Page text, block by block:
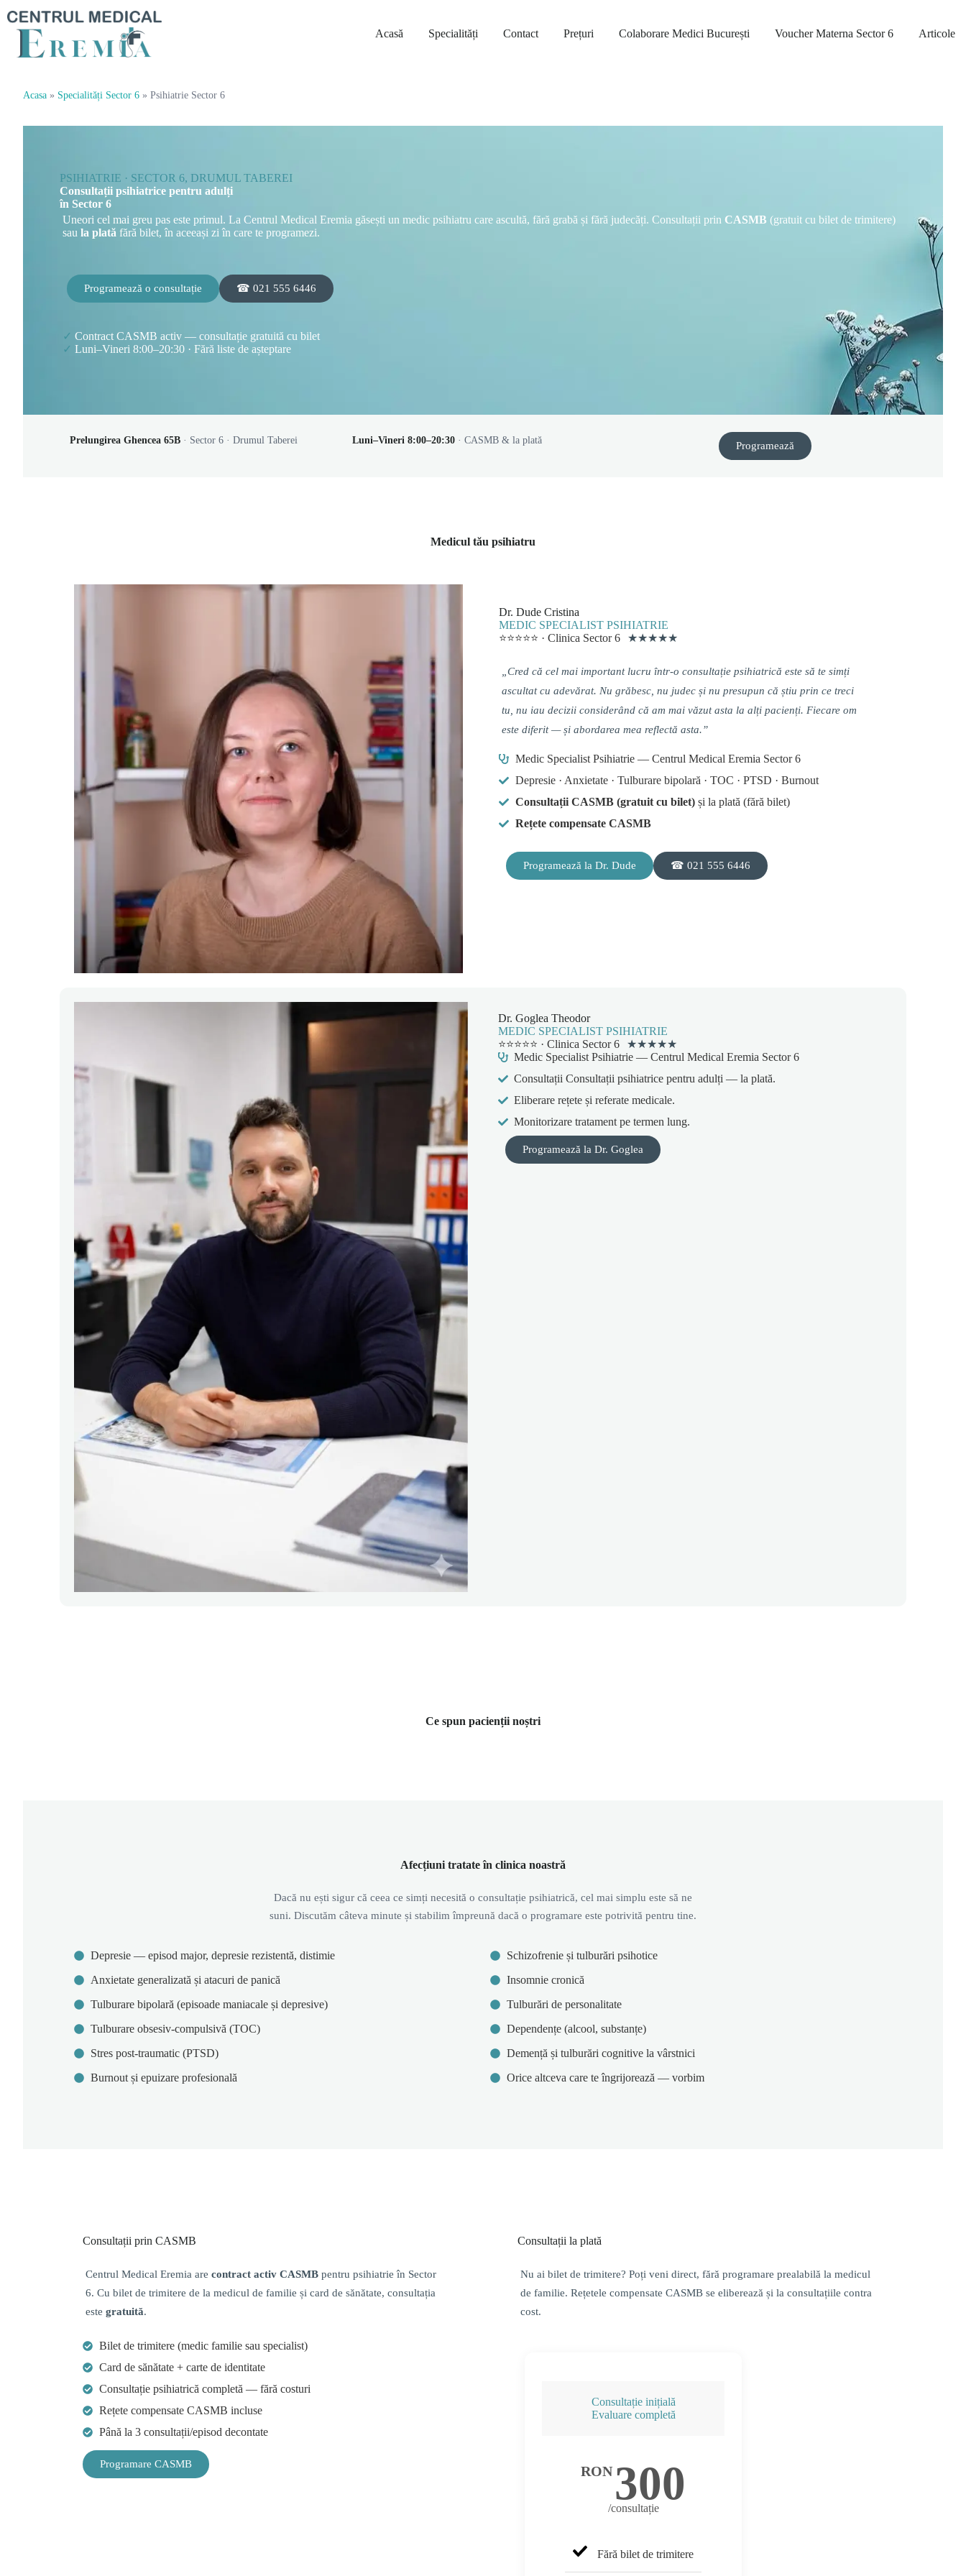
Acasă Specialități Contact Prețuri Colaborare Medici București Voucher Materna Sector 6 Articole
Acasa » Specialități Sector 6 » Psihiatrie Sector 6
PSIHIATRIE · SECTOR 6, DRUMUL TABEREI
Consultații psihiatrice pentru adulți
în Sector 6
Uneori cel mai greu pas este primul. La Centrul Medical Eremia găsești un medic psihiatru care ascultă, fără grabă și fără judecăți. Consultații prin CASMB (gratuit cu bilet de trimitere)
saula plată fără bilet, în aceeași zi în care te programezi.
Programează o consultație ☎ 021 555 6446
✓ Contract CASMB activ — consultație gratuită cu bilet
✓ Luni–Vineri 8:00–20:30 · Fără liste de așteptare
Prelungirea Ghencea 65B · Sector 6 · Drumul Taberei Luni–Vineri 8:00–20:30· CASMB & la plată Programează
Medicul tău psihiatru
Dr. Dude Cristina
MEDIC SPECIALIST PSIHIATRIE
⭐⭐⭐⭐⭐ · Clinica Sector 6
★★★★★
„Cred că cel mai important lucru într-o consultație psihiatrică este să te simți
ascultat cu adevărat. Nu grăbesc, nu judec și nu presupun că știu prin ce treci
tu, nu iau decizii considerând că am mai văzut asta la alți pacienți. Fiecare om
este diferit — și abordarea mea reflectă asta.”
Medic Specialist Psihiatrie — Centrul Medical Eremia Sector 6
Depresie · Anxietate · Tulburare bipolară · TOC · PTSD · Burnout
Consultații CASMB (gratuit cu bilet)și la plată (fără bilet)
Rețete compensate CASMB
Programează la Dr. Dude ☎ 021 555 6446
Dr. Goglea Theodor
MEDIC SPECIALIST PSIHIATRIE
⭐⭐⭐⭐⭐ · Clinica Sector 6
★★★★★
Medic Specialist Psihiatrie — Centrul Medical Eremia Sector 6
Consultații Consultații psihiatrice pentru adulți — la plată.
Eliberare rețete și referate medicale.
Monitorizare tratament pe termen lung.
Programează la Dr. Goglea
Ce spun pacienții noștri
Afecțiuni tratate în clinica noastră
Dacă nu ești sigur că ceea ce simți necesită o consultație psihiatrică, cel mai simplu este să ne
suni. Discutăm câteva minute și stabilim împreună dacă o programare este potrivită pentru tine.
Depresie — episod major, depresie rezistentă, distimie
Anxietate generalizată și atacuri de panică
Tulburare bipolară (episoade maniacale și depresive)
Tulburare obsesiv-compulsivă (TOC)
Stres post-traumatic (PTSD)
Burnout și epuizare profesională
Schizofrenie și tulburări psihotice
Insomnie cronică
Tulburări de personalitate
Dependențe (alcool, substanțe)
Demență și tulburări cognitive la vârstnici
Orice altceva care te îngrijorează — vorbim
Consultații prin CASMB
Centrul Medical Eremia arecontract activ CASMB pentru psihiatrie în Sector
6. Cu bilet de trimitere de la medicul de familie și card de sănătate, consultația
estegratuită.
Bilet de trimitere (medic familie sau specialist)
Card de sănătate + carte de identitate
Consultație psihiatrică completă — fără costuri
Rețete compensate CASMB incluse
Până la 3 consultații/episod decontate
Programare CASMB
Consultații la plată
Nu ai bilet de trimitere? Poți veni direct, fără programare prealabilă la medicul
de familie. Rețetele compensate CASMB se eliberează și la consultațiile contra
cost.
Consultație inițială
Evaluare completă
RON 300
/consultație
Fără bilet de trimitere